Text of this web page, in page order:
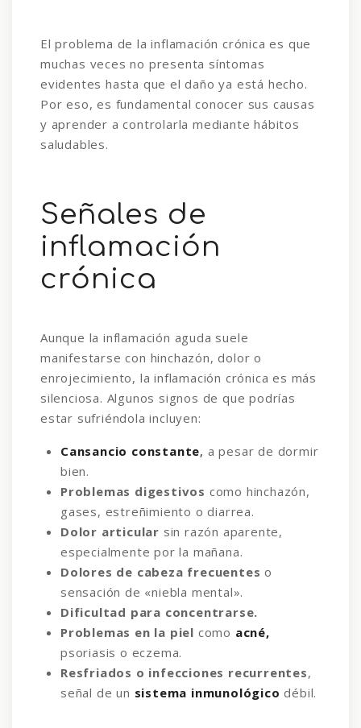
El problema de la inflamación crónica es que
muchas veces no presenta síntomas
evidentes hasta que el daño ya está hecho.
Por eso, es fundamental conocer sus causas
y aprender a controlarla mediante hábitos
saludables.
Señales de
inflamación
crónica
Aunque la inflamación aguda suele
manifestarse con hinchazón, dolor o
enrojecimiento, la inflamación crónica es más
silenciosa. Algunos signos de que podrías
estar sufriéndola incluyen:
Cansancio constante, a pesar de dormir
bien.
Problemas digestivos como hinchazón,
gases, estreñimiento o diarrea.
Dolor articular sin razón aparente,
especialmente por la mañana.
Dolores de cabeza frecuentes o
sensación de «niebla mental».
Dificultad para concentrarse.
Problemas en la piel como acné,
psoriasis o eczema.
Resfriados o infecciones recurrentes,
señal de un sistema inmunológicodébil.